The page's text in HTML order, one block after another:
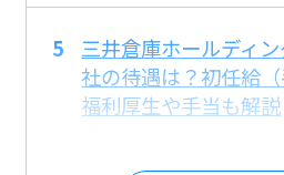
三井倉庫ホールディ
社の待遇は？初任給（
福利厚生や手当も解説